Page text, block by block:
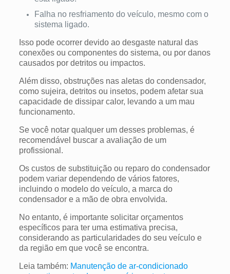
Falha no resfriamento do veículo, mesmo com o
sistema ligado.
Isso pode ocorrer devido ao desgaste natural das
conexões ou componentes do sistema, ou por danos
causados por detritos ou impactos.
Além disso, obstruções nas aletas do condensador,
como sujeira, detritos ou insetos, podem afetar sua
capacidade de dissipar calor, levando a um mau
funcionamento.
Se você notar qualquer um desses problemas, é
recomendável buscar a avaliação de um
profissional.
Os custos de substituição ou reparo do condensador
podem variar dependendo de vários fatores,
incluindo o modelo do veículo, a marca do
condensador e a mão de obra envolvida.
No entanto, é importante solicitar orçamentos
específicos para ter uma estimativa precisa,
considerando as particularidades do seu veículo e
da região em que você se encontra.
Leia também: Manutenção de ar-condicionado